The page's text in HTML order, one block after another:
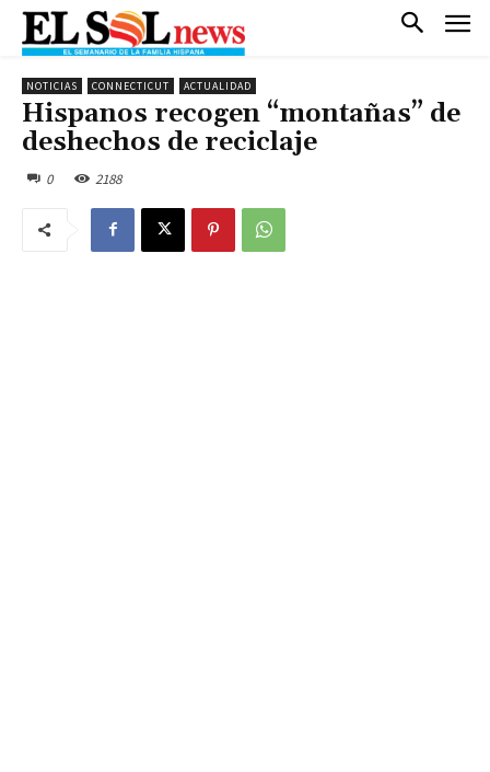
NOTICIAS CONNECTICUT ACTUALIDAD
Hispanos recogen “montañas” de
deshechos de reciclaje
0 2188